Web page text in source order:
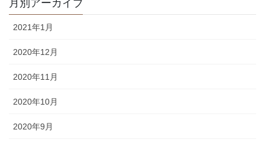
月別アーカイブ
2021年1月
2020年12月
2020年11月
2020年10月
2020年9月